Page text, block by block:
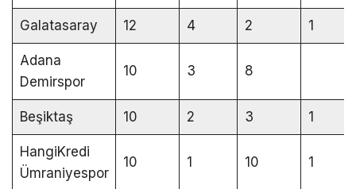
Galatasaray 12 4 2 1
Adana
Demirspor
10 3 8
Beşiktaş 10 2 3 1
HangiKredi
Ümraniyespor
10 1 10 1